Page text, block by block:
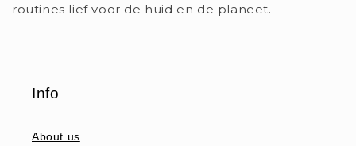
routines lief voor de huid en de planeet.
Info
About us